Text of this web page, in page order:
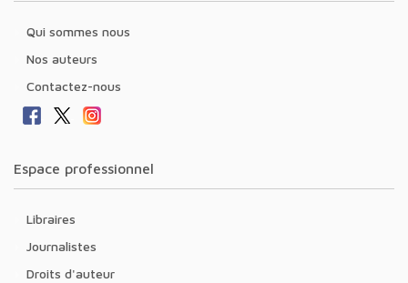
Qui sommes nous
Nos auteurs
Contactez-nous
Espace professionnel
Libraires
Journalistes
Droits d'auteur